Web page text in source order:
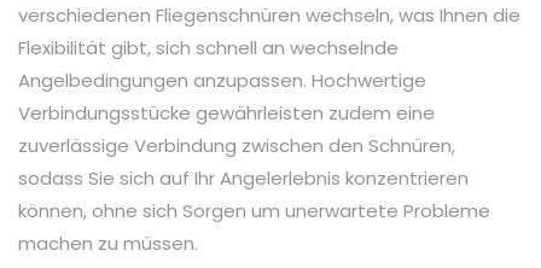
verschiedenen Fliegenschnüren wechseln, was Ihnen die
Flexibilität gibt, sich schnell an wechselnde
Angelbedingungen anzupassen. Hochwertige
Verbindungsstücke gewährleisten zudem eine
zuverlässige Verbindung zwischen den Schnüren,
sodass Sie sich auf Ihr Angelerlebnis konzentrieren
können, ohne sich Sorgen um unerwartete Probleme
machen zu müssen.